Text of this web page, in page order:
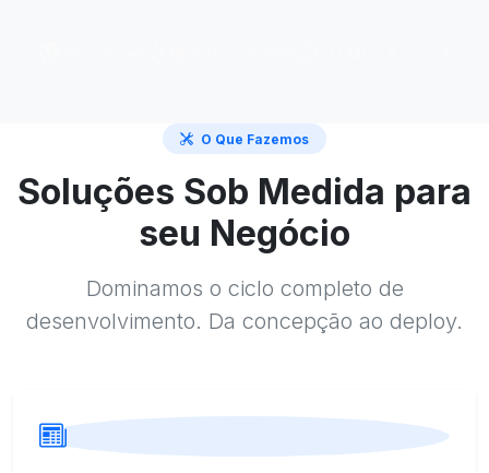
O Que Fazemos
Soluções Sob Medida para
seu Negócio
Dominamos o ciclo completo de
desenvolvimento. Da concepção ao deploy.